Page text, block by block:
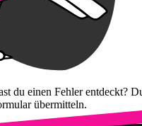
du einen Fehler entdeckt?
übermitteln.